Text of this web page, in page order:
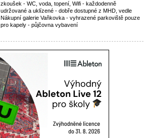
zkoušek - WC, voda, topení, Wifi - každodenně
udržované a uklízené - dobře dostupné z MHD, vedle
Nákupní galerie Vaňkovka - vyhrazené parkoviště pouze
pro kapely - půjčovna vybavení